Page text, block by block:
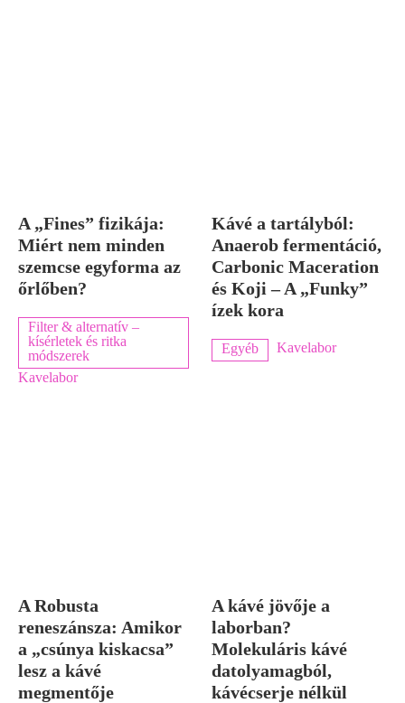
A „Fines” fizikája:
Miért nem minden
szemcse egyforma az
őrlőben?
Filter & alternatív –
kísérletek és ritka
módszerek
Kavelabor
Kávé a tartályból:
Anaerob fermentáció,
Carbonic Maceration
és Koji – A „Funky”
ízek kora
Egyéb Kavelabor
A Robusta
reneszánsza: Amikor
a „csúnya kiskacsa”
lesz a kávé
megmentője
A kávé jövője a
laborban?
Molekuláris kávé
datolyamagból,
kávécserje nélkül